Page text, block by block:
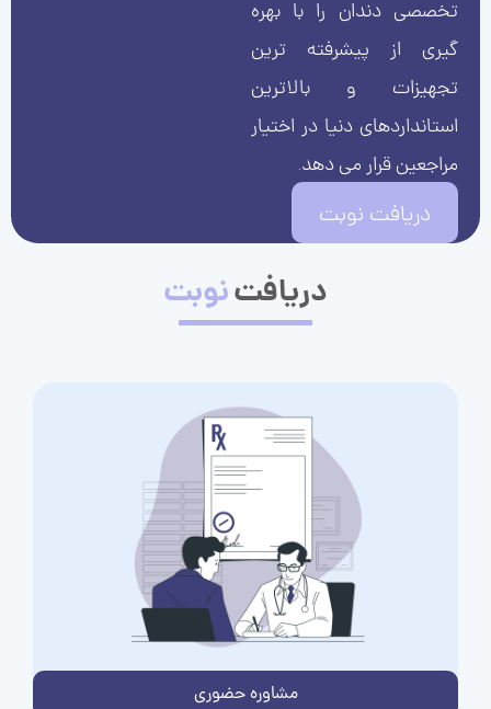
تخصصی دندان را با بهره
گیری از پیشرفته ترین
تجهیزات و بالاترین
استانداردهای دنیا در اختیار
مراجعین قرار می دهد.
دریافت نوبت
دریافتنوبت
مشاوره حضوری